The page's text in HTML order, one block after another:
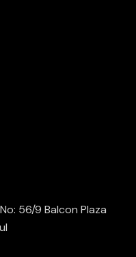
56/9 Balcon Plaza